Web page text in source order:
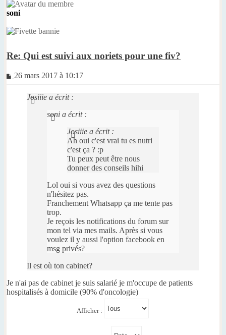
soni
Re: Qui est suivi aux noriets pour une fiv?
Message
26 mars 2017 à 10:17
Josiiie a écrit :
soni a écrit :
Josiiie a écrit :
Ah oui c'est vrai tu es nutri
c'est ça ? :p
Tu peux peut être nous
donner des conseils hihi
Lol oui si vous avez des questions
n'hésitez pas.
Franchement Whatsapp ça me tente pas
trop.
Je reçois les notifications du forum sur
mon tel via mes mails. Après si vous
voulez il y aussi l'option facebook en
msg privés?
Il est où ton cabinet?
Je n'ai pas de cabinet je suis salarié je m'occupe de patients
hospitalisés à domicile (90% d'oncologie)
Afficher :